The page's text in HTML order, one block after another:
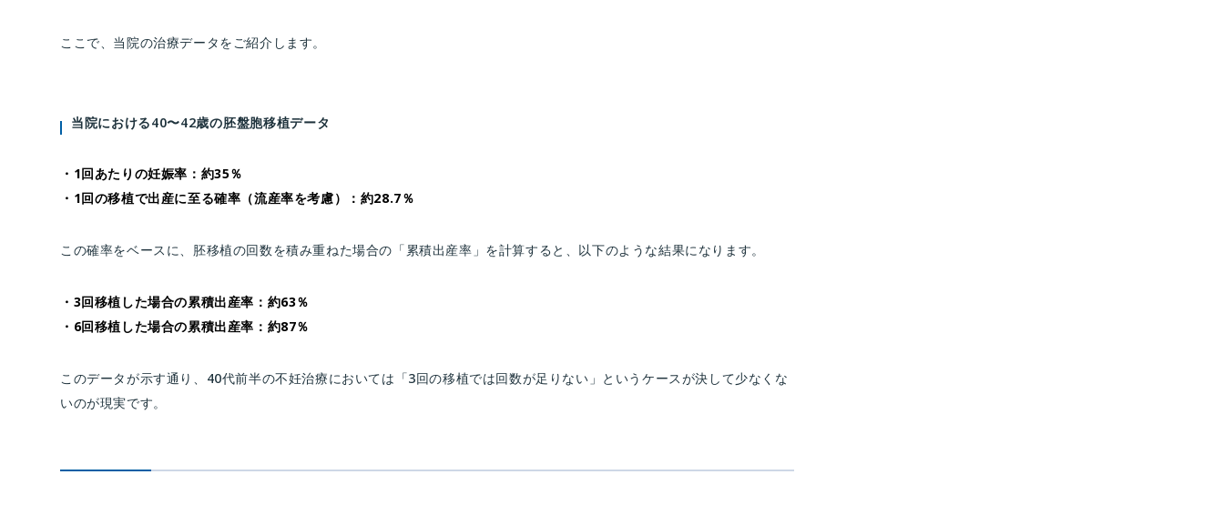
ここで、当院の治療データをご紹介します。
当院における40〜42歳の胚盤胞移植データ
・1回あたりの妊娠率：約35％
・1回の移植で出産に至る確率（流産率を考慮）：約28.7％
この確率をベースに、胚移植の回数を積み重ねた場合の「累積出産率」を計算すると、以下のような結果になります。
・3回移植した場合の累積出産率：約63％
・6回移植した場合の累積出産率：約87％
このデータが示す通り、40代前半の不妊治療においては「3回の移植では回数が足りない」というケースが決して少なくな
いのが現実です。